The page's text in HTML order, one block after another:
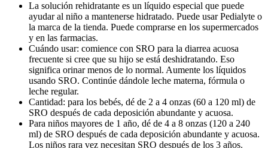
La solución rehidratante es un líquido especial que puede
ayudar al niño a mantenerse hidratado. Puede usar Pedialyte o
la marca de la tienda. Puede comprarse en los supermercados
y en las farmacias.
Cuándo usar: comience con SRO para la diarrea acuosa
frecuente si cree que su hijo se está deshidratando. Eso
significa orinar menos de lo normal. Aumente los líquidos
usando SRO. Continúe dándole leche materna, fórmula o
leche regular.
Cantidad: para los bebés, dé de 2 a 4 onzas (60 a 120 ml) de
SRO después de cada deposición abundante y acuosa.
Para niños mayores de 1 año, dé de 4 a 8 onzas (120 a 240
ml) de SRO después de cada deposición abundante y acuosa.
Los niños rara vez necesitan SRO después de los 3 años.